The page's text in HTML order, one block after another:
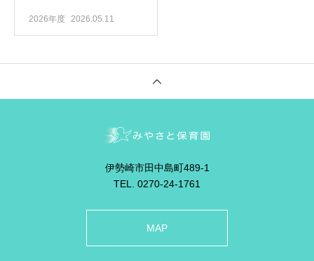
2026年度 2026.05.11
伊勢崎市田中島町489-1
TEL. 0270-24-1761
MAP